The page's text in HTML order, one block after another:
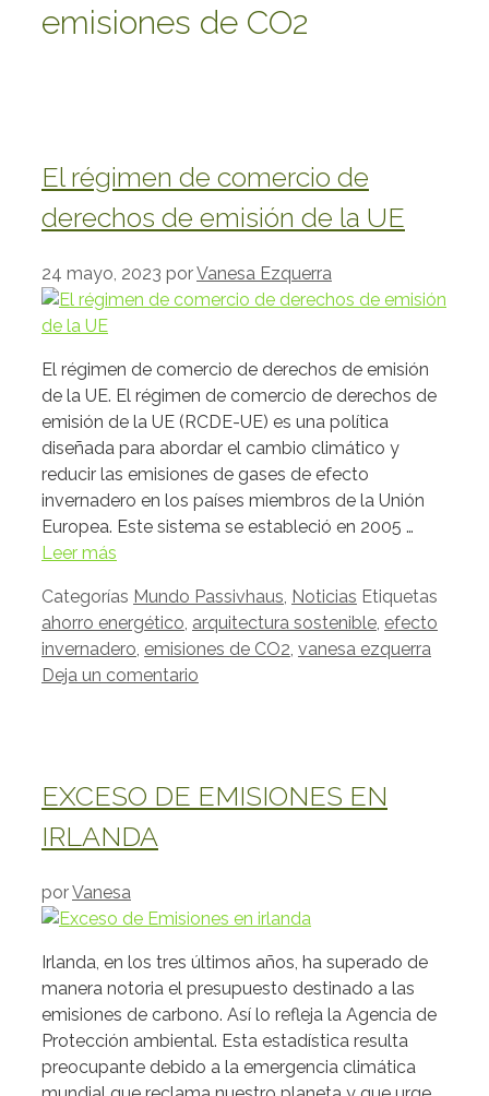
emisiones de CO2
El régimen de comercio de
derechos de emisión de la UE
24 mayo, 2023 porVanesa Ezquerra
El régimen de comercio de derechos de emisión
de la UE. El régimen de comercio de derechos de
emisión de la UE (RCDE-UE) es una política
diseñada para abordar el cambio climático y
reducir las emisiones de gases de efecto
invernadero en los países miembros de la Unión
Europea. Este sistema se estableció en 2005 …
Leer más
Categorías Mundo Passivhaus Noticias Etiquetas
ahorro energético arquitectura sostenible efecto
invernadero emisiones de CO2 vanesa ezquerra
Deja un comentario
EXCESO DE EMISIONES EN
IRLANDA
porVanesa
Irlanda, en los tres últimos años, ha superado de
manera notoria el presupuesto destinado a las
emisiones de carbono. Así lo refleja la Agencia de
Protección ambiental. Esta estadística resulta
preocupante debido a la emergencia climática